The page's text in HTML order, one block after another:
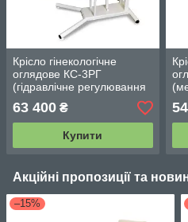
Крісло гінекологічне
оглядове КС-3РГ
(гідравлічне регулювання
висоти)
63 400 ₴
Купити
Акційні пропозиції та
–15%